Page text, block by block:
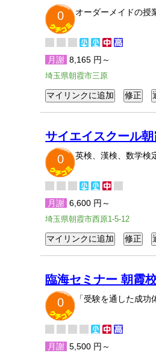
0
オーダーメイドの授
月謝 8,165 円～
埼玉県朝霞市三原
サイエイスクール
0
英検、漢検、数学検
月謝 6,600 円～
埼玉県朝霞市西原1-5-12
臨海セミナー 朝霞
0
「受験を通した成
月謝 5,500 円～